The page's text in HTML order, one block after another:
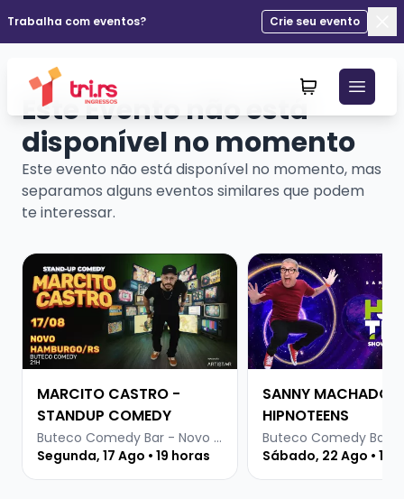
Trabalha com eventos?
Crie seu evento
Este Evento não está
disponível no momento
Este evento não está disponível no momento, mas
separamos alguns eventos similares que podem
te interessar.
Veja mais sobre MARCITO CASTRO - STANDUP
MARCITO CASTRO -
STANDUP COMEDY
Buteco Comedy Bar - Novo Hamburgo
Segunda, 17 Ago • 19 horas
Veja mais sobre
SANNY MACHADO -
HIPNOTEENS
Sábado, 22 Ago • 19